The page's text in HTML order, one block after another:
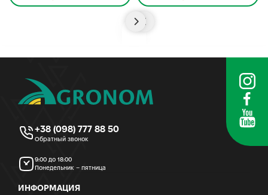
+38 (098) 777 88 50
Обратный звонок
9:00 до 18:00
Понедельник – пятница
ИНФОРМАЦИЯ